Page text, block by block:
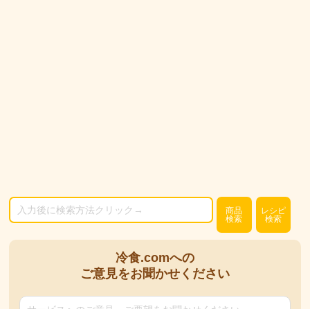
商品
検索
レシピ
検索
冷食.comへの
ご意見をお聞かせください